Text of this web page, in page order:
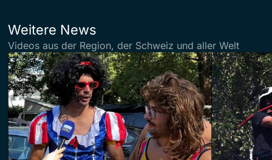
Weitere News
Videos aus der Region, der Schweiz und aller Welt